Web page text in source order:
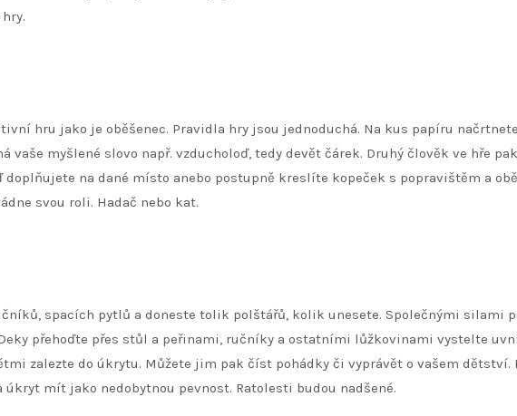
hru jako je oběšenec. Pravidla hry jsou jednoduchá. Na kus papíru
vaše myšlené slovo např. vzducholoď, tedy devět čárek. Druhý člověk ve hře
doplňujete na dané místo anebo postupně kreslíte kopeček s popravištěm a
svou roli. Hadač nebo kat.
spacích pytlů a doneste tolik polštářů, kolik unesete. Společnými silami
přehoďte přes stůl a peřinami, ručníky a ostatními lůžkovinami vystelte
zalezte do úkrytu. Můžete jim pak číst pohádky či vyprávět o vašem dětství.
úkryt mít jako nedobytnou pevnost. Ratolesti budou nadšené.